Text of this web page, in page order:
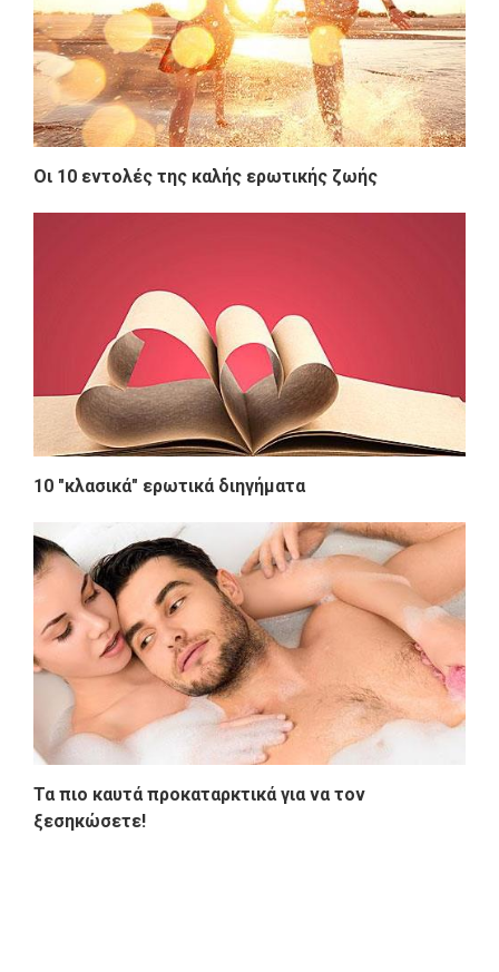
Οι 10 εντολές της καλής ερωτικής ζωής
10 "κλασικά" ερωτικά διηγήματα
Τα πιο καυτά προκαταρκτικά για να τον
ξεσηκώσετε!